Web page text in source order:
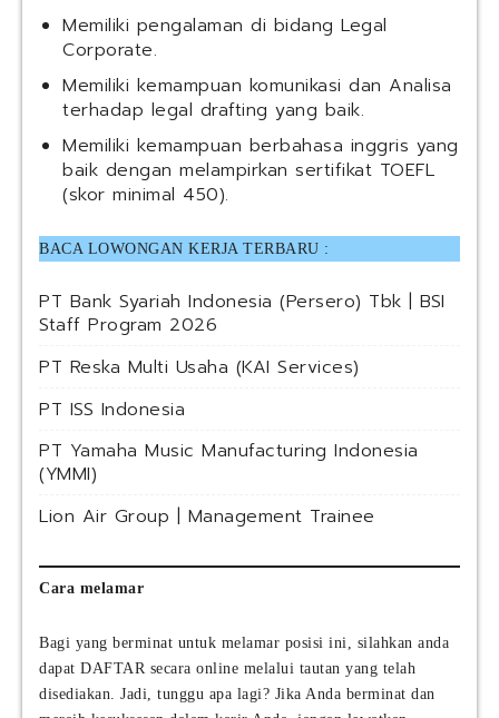
Memiliki pengalaman di bidang Legal
Corporate.
Memiliki kemampuan komunikasi dan Analisa
terhadap legal drafting yang baik.
Memiliki kemampuan berbahasa inggris yang
baik dengan melampirkan sertifikat TOEFL
(skor minimal 450).
BACA LOWONGAN KERJA TERBARU :
PT Bank Syariah Indonesia (Persero) Tbk | BSI
Staff Program 2026
PT Reska Multi Usaha (KAI Services)
PT ISS Indonesia
PT Yamaha Music Manufacturing Indonesia
(YMMI)
Lion Air Group | Management Trainee
Cara melamar
Bagi yang berminat untuk melamar posisi ini, silahkan anda
dapat DAFTAR secara online melalui tautan yang telah
disediakan. Jadi, tunggu apa lagi? Jika Anda berminat dan